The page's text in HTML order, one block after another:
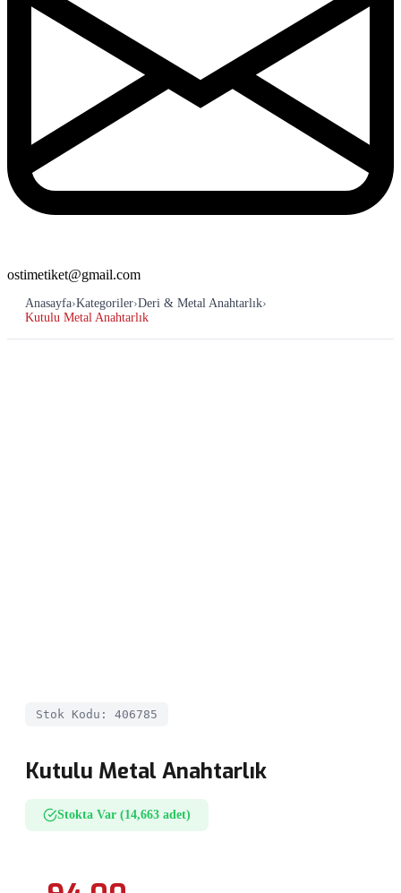
ostimetiket@gmail.com
Anasayfa›Kategoriler›Deri & Metal Anahtarlık›
Kutulu Metal Anahtarlık
Stok Kodu: 406785
Kutulu Metal Anahtarlık
Stokta Var (14,663 adet)